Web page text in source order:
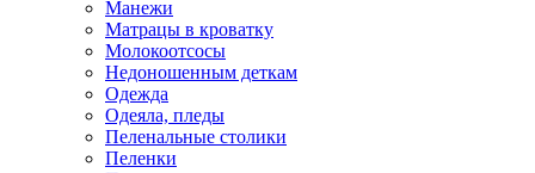
Манежи
Матрацы в кроватку
Молокоотсосы
Недоношенным деткам
Одежда
Одеяла, пледы
Пеленальные столики
Пеленки